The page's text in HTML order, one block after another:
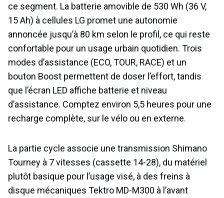
ce segment. La batterie amovible de 530 Wh (36 V,
15 Ah) à cellules LG promet une autonomie
annoncée jusqu’à 80 km selon le profil, ce qui reste
confortable pour un usage urbain quotidien. Trois
modes d’assistance (ECO, TOUR, RACE) et un
bouton Boost permettent de doser l’effort, tandis
que l’écran LED affiche batterie et niveau
d’assistance. Comptez environ 5,5 heures pour une
recharge complète, sur le vélo ou en externe.
La partie cycle associe une transmission Shimano
Tourney à 7 vitesses (cassette 14-28), du matériel
plutôt basique pour l’usage visé, à des freins à
disque mécaniques Tektro MD-M300 à l’avant